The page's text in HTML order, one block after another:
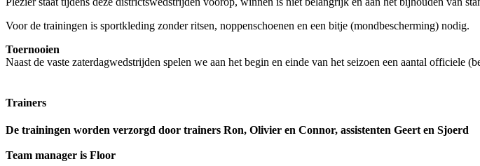
Voor de trainingen is sportkleding zonder ritsen, noppenschoenen en een bitje (mondbescherming) nodig.
Toernooien
Naast de vaste zaterdagwedstrijden spelen we aan het begin en einde van het seizoen een aantal officiele
Trainers
De trainingen worden verzorgd door trainers Ron, Olivier en Connor, assistenten Geert en Sjoerd
Team manager is Floor